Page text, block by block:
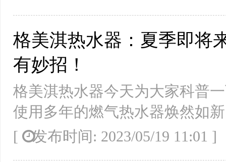
格美淇热水器：夏季即将
有妙招！
格美淇热水器今天为大家科普
使用多年的燃气热水器焕然如
[
发布时间: 2023/05/19